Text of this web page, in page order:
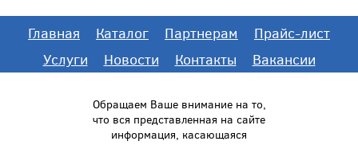
Главная Каталог Партнерам
Прайс-лист
Услуги
Новости Контакты Вакансии
Обращаем Ваше внимание на то,
что вся представленная на сайте
информация, касающаяся